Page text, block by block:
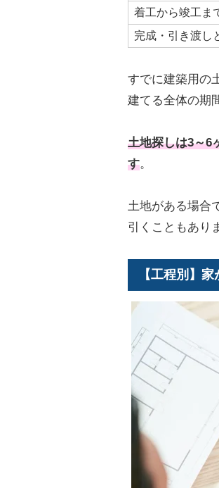
着工から竣工ま
完成・引き渡し
すでに建築用の
建てる全体の期
土地探しは3～6
す。
土地がある場合
引くこともあり
【工程別】